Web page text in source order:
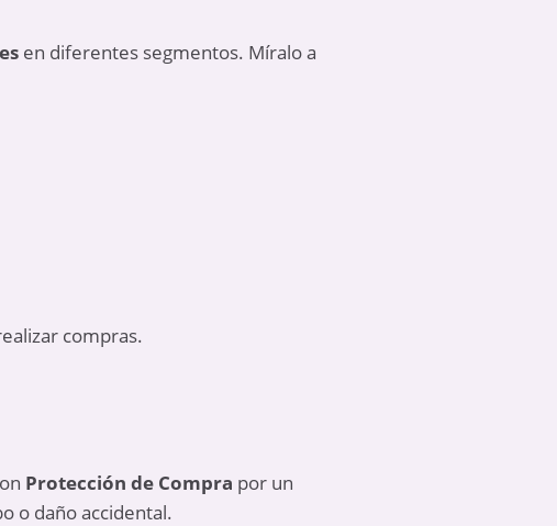
en diferentes segmentos. Míralo a
compras.
Protección de Compra por un
o daño accidental.